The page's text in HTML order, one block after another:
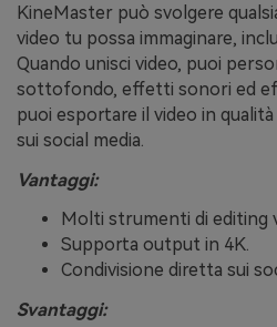
KineMaster può svolgere
video tu possa immaginare,
Quando unisci video, puoi
sottofondo, effetti sonori ed
puoi esportare il video in
sui social media.
Vantaggi:
Molti strumenti di editing
Supporta output in 4K.
Condivisione diretta sui
Svantaggi: